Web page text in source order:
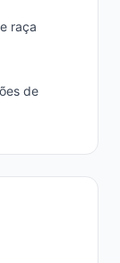
raça
de